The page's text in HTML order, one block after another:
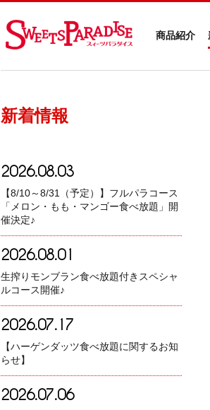
商品紹介
新着情報
2026.08.03
【8/10～8/31（予定）】フルパラコース
「メロン・もも・マンゴー食べ放題」開
催決定♪
2026.08.01
生搾りモンブラン食べ放題付きスペシャ
ルコース開催♪
2026.07.17
【ハーゲンダッツ食べ放題に関するお知
らせ】
2026.07.06